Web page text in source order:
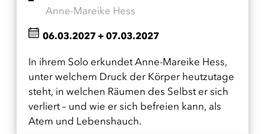
Anne-Mareike Hess
In ihrem Solo erkundet Anne-Mareike Hess,
unter welchem Druck der Körper heutzutage
steht, in welchen Räumen des Selbst er sich
verliert – und wie er sich befreien kann, als
Atem und Lebenshauch.
06.03.2027+ 07.03.2027